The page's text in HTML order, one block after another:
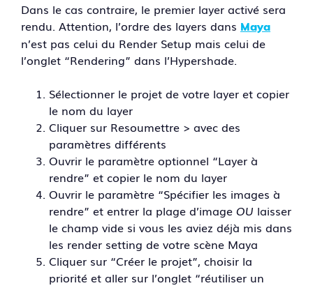
Dans le cas contraire, le premier layer activé sera
rendu. Attention, l’ordre des layers dans Maya
n’est pas celui du Render Setup mais celui de
l’onglet “Rendering” dans l’Hypershade.
Sélectionner le projet de votre layer et copier
le nom du layer
Cliquer sur Resoumettre > avec des
paramètres différents
Ouvrir le paramètre optionnel “Layer à
rendre” et copier le nom du layer
Ouvrir le paramètre “Spécifier les images à
rendre” et entrer la plage d’image OU laisser
le champ vide si vous les aviez déjà mis dans
les render setting de votre scène Maya
Cliquer sur “Créer le projet”, choisir la
priorité et aller sur l’onglet “réutiliser un